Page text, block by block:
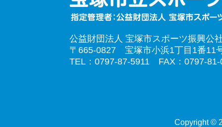
公益財団法人 宝塚市スポーツ振興公
〒665-0827 宝塚市小浜1丁目1番11
TEL：0797-87-5911 FAX：0797-81-
Copyright ©